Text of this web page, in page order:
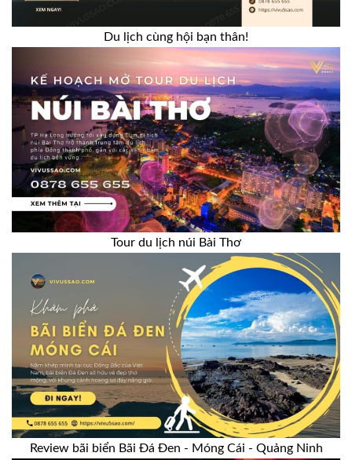
Du lịch cùng hội bạn thân!
Tour du lịch núi Bài Thơ
Review bãi biển Bãi Đá Đen - Móng Cái - Quảng Ninh